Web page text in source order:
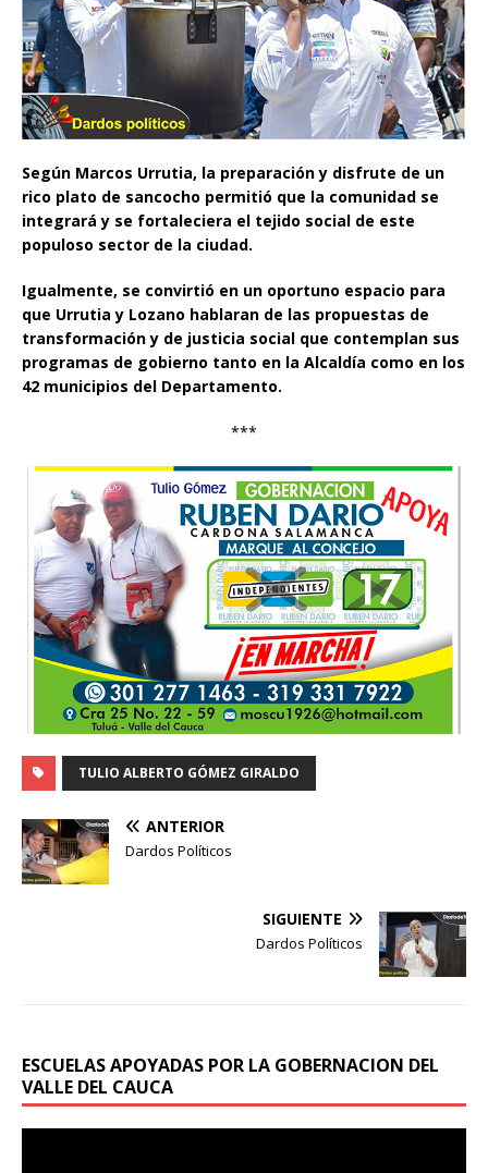
Según Marcos Urrutia, la preparación y disfrute de un
rico plato de sancocho permitió que la comunidad se
integrará y se fortaleciera el tejido social de este
populoso sector de la ciudad.
Igualmente, se convirtió en un oportuno espacio para
que Urrutia y Lozano hablaran de las propuestas de
transformación y de justicia social que contemplan sus
programas de gobierno tanto en la Alcaldía como en los
42 municipios del Departamento.
***
TULIO ALBERTO GÓMEZ GIRALDO
ANTERIOR
Dardos Políticos
SIGUIENTE
Dardos Políticos
ESCUELAS APOYADAS POR LA GOBERNACION DEL
VALLE DEL CAUCA